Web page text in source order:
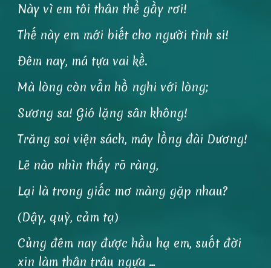
Này vì em tôi thân thể gầy rơi!
Thế này em mới biết cho người tình si!
Đêm nay, má tựa vai kề.
Mà lòng còn vẫn hồ nghi với lòng;
Sương sa! Gió lặng sân không!
Trăng soi viện sách, mây lồng đài Dương!
Lẽ nào nhìn thấy rõ ràng,
Lại là trong giấc mơ màng gặp nhau?
(Dậy, quỳ, cảm tạ)
Củng đêm nay được hầu hạ em, suốt đời
xin làm thân trâu ngựa …